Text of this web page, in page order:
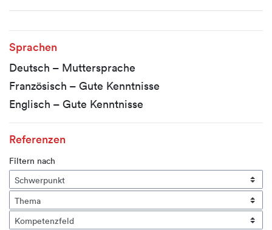
Sprachen
Deutsch – Muttersprache
Französisch – Gute Kenntnisse
Englisch – Gute Kenntnisse
Referenzen
Filtern nach